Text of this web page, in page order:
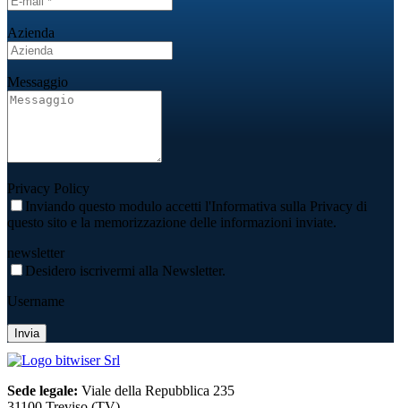
Azienda
Messaggio
Privacy Policy
Inviando questo modulo accetti l'Informativa sulla Privacy di
questo sito e la memorizzazione delle informazioni inviate.
newsletter
Desidero iscrivermi alla Newsletter.
Username
Invia
Sede legale: Viale della Repubblica 235